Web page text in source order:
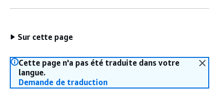
Sur cette page
Cette page n'a pas été traduite dans votre
langue.
Demande de traduction